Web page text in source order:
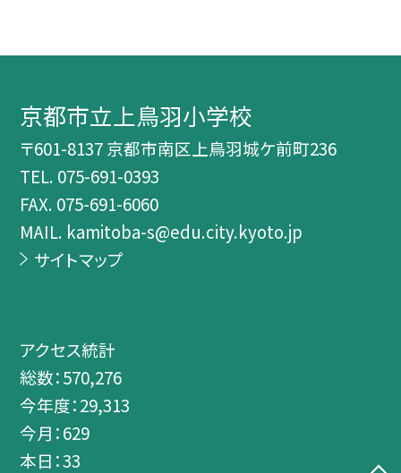
京都市立上鳥羽小学校
〒601-8137 京都市南区上鳥羽城ケ前町236
TEL. 075-691-0393
FAX. 075-691-6060
MAIL. kamitoba-s@edu.city.kyoto.jp
サイトマップ
アクセス統計
総数：570,276
今年度：29,313
今月：629
本日：33